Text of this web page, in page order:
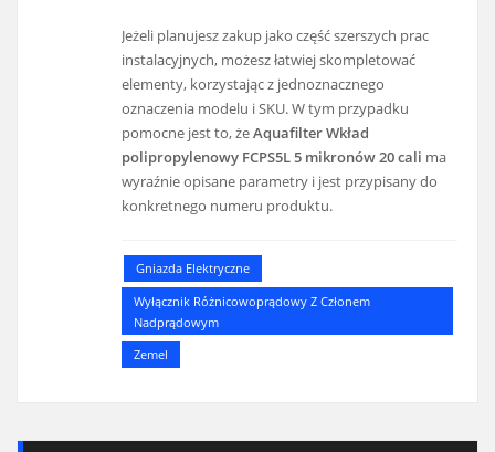
Jeżeli planujesz zakup jako część szerszych prac
instalacyjnych, możesz łatwiej skompletować
elementy, korzystając z jednoznacznego
oznaczenia modelu i SKU. W tym przypadku
pomocne jest to, żeAquafilter Wkład
polipropylenowy FCPS5L 5 mikronów 20 cali ma
wyraźnie opisane parametry i jest przypisany do
konkretnego numeru produktu.
Gniazda Elektryczne
Wyłącznik Różnicowoprądowy Z Członem
Nadprądowym
Zemel